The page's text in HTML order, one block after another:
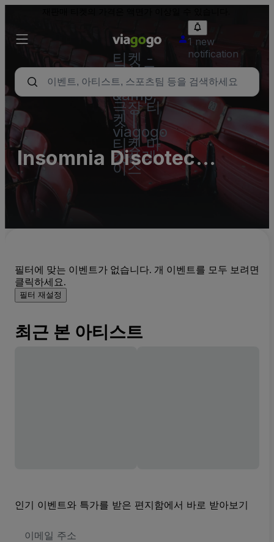
티켓 -
콘서트,
스포츠
&amp;
극장 티
켓 |
viagogo
티켓 마
켓플레
이스
1 new
notification
Insomnia Discotec
Parking Lots (InActive)
필터에 맞는 이벤트가 없습니다. 개 이벤트를 모두 보려면
클릭하세요.
필터 재설정
최근 본 아티스트
인기 이벤트와 특가를 받은 편지함에서 바로 받아보기
메